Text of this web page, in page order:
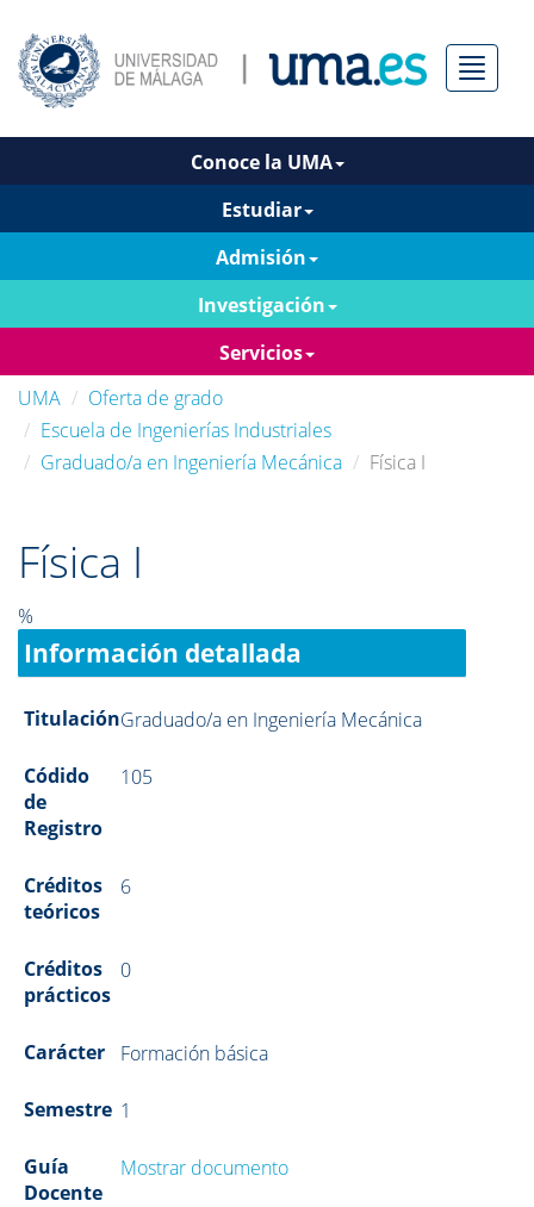
Menú
Conoce la UMA
Estudiar
Admisión
Investigación
Servicios
UMA
Oferta de grado
Escuela de Ingenierías Industriales
Graduado/a en Ingeniería Mecánica
Física I
Física I
%
Información detallada
TitulaciónGraduado/a en Ingeniería Mecánica
Códido
de
Registro
105
Créditos
teóricos
6
Créditos
prácticos
0
Carácter Formación básica
Semestre 1
Guía
Docente
Mostrar documento